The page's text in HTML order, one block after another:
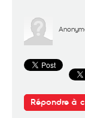
Répondre à